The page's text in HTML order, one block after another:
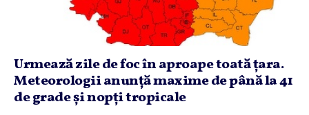
Urmează zile de foc în aproape toată ţara.
Meteorologii anunţă maxime de până la 41
de grade şi nopţi tropicale